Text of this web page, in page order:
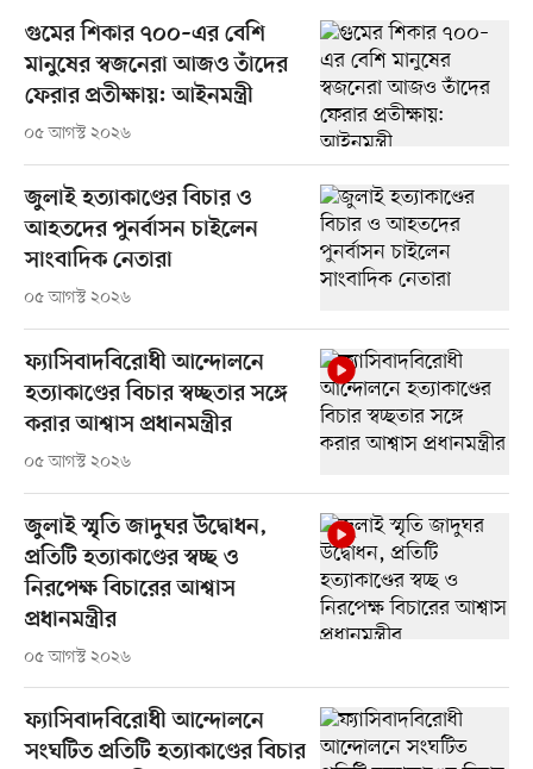
গুমের শিকার ৭০০–এর বেশি
মানুষের স্বজনেরা আজও তাঁদের
ফেরার প্রতীক্ষায়: আইনমন্ত্রী
০৫ আগস্ট ২০২৬
জুলাই হত্যাকাণ্ডের বিচার ও
আহতদের পুনর্বাসন চাইলেন
সাংবাদিক নেতারা
০৫ আগস্ট ২০২৬
ফ্যাসিবাদবিরোধী আন্দোলনে
হত্যাকাণ্ডের বিচার স্বচ্ছতার সঙ্গে
করার আশ্বাস প্রধানমন্ত্রীর
০৫ আগস্ট ২০২৬
জুলাই স্মৃতি জাদুঘর উদ্বোধন,
প্রতিটি হত্যাকাণ্ডের স্বচ্ছ ও
নিরপেক্ষ বিচারের আশ্বাস
প্রধানমন্ত্রীর
০৫ আগস্ট ২০২৬
ফ্যাসিবাদবিরোধী আন্দোলনে
সংঘটিত প্রতিটি হত্যাকাণ্ডের বিচার